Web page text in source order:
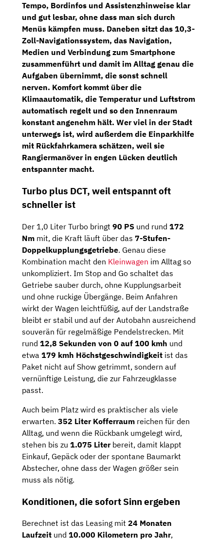
Tempo, Bordinfos und Assistenzhinweise klar
und gut lesbar, ohne dass man sich durch
Menüs kämpfen muss. Daneben sitzt das 10,3-
Zoll-Navigationssystem, das Navigation,
Medien und Verbindung zum Smartphone
zusammenführt und damit im Alltag genau die
Aufgaben übernimmt, die sonst schnell
nerven. Komfort kommt über die
Klimaautomatik, die Temperatur und Luftstrom
automatisch regelt und so den Innenraum
konstant angenehm hält. Wer viel in der Stadt
unterwegs ist, wird außerdem die Einparkhilfe
mit Rückfahrkamera schätzen, weil sie
Rangiermanöver in engen Lücken deutlich
entspannter macht.
Turbo plus DCT, weil entspannt oft
schneller ist
Der 1,0 Liter Turbo bringt 90 PS und rund 172
Nm mit, die Kraft läuft über das 7-Stufen-
Doppelkupplungsgetriebe. Genau diese
Kombination macht den Kleinwagen im Alltag so
unkompliziert. Im Stop and Go schaltet das
Getriebe sauber durch, ohne Kupplungsarbeit
und ohne ruckige Übergänge. Beim Anfahren
wirkt der Wagen leichtfüßig, auf der Landstraße
bleibt er stabil und auf der Autobahn ausreichend
souverän für regelmäßige Pendelstrecken. Mit
rund 12,8 Sekunden von 0 auf 100 kmh und
etwa 179 kmh Höchstgeschwindigkeit ist das
Paket nicht auf Show getrimmt, sondern auf
vernünftige Leistung, die zur Fahrzeugklasse
passt.
Auch beim Platz wird es praktischer als viele
erwarten. 352 Liter Kofferraum reichen für den
Alltag, und wenn die Rückbank umgelegt wird,
stehen bis zu 1.075 Literbereit, damit klappt
Einkauf, Gepäck oder der spontane Baumarkt
Abstecher, ohne dass der Wagen größer sein
muss als nötig.
Konditionen, die sofort Sinn ergeben
Berechnet ist das Leasing mit 24 Monaten
Laufzeit und 10.000 Kilometern pro Jahr,